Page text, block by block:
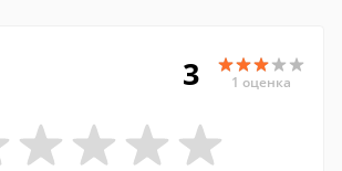
3 1 оценка